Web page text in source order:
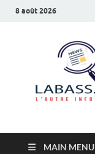
8 août 2026
MAIN MENU